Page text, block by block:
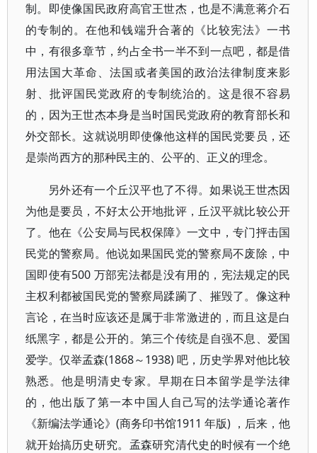
制。即使像国民政府高官王世杰，也是不满意蒋介石
的专制的。在他和钱端升合著的《比较宪法》一书
中，有很多章节，约占全书一半不到一点吧，都是借
用法国大革命、法国或者美国的政治法律制度来影
射、批评国民党政府的专制统治的。这是很不容易
的，因为王世杰本身是当时国民党政府的教育部长和
外交部长。这就说明即使像他这样的国民党要员，还
是崇尚西方的那种民主的、公平的、正义的理念。
另外还有一个丘汉平也了不得。如果说王世杰因
为他是要员，不好太公开地批评，丘汉平就比较公开
了。他在《公安局与民权保障》一文中，专门抨击国
民党的警察局。他说如果国民党的警察局不废除，中
国即使有500 万部宪法都是没有用的，宪法规定的民
主权利都被国民党的警察局蹂躏了、摧毁了。像这种
言论，在当时应该还是属于非常激进的，而且这是白
纸黑字，都是公开的。第三个传统是自强不息、爱国
爱学。仅举孟森(1868～1938) 吧，历史学界对他比较
熟悉。他是明清史专家。早期在日本留学是学法律
的，他出版了第一本中国人自己写的法学通论著作
《新编法学通论》(商务印书馆1911 年版) ，后来，他
就开始搞历史研究。孟森研究清代史的时候有一个绝